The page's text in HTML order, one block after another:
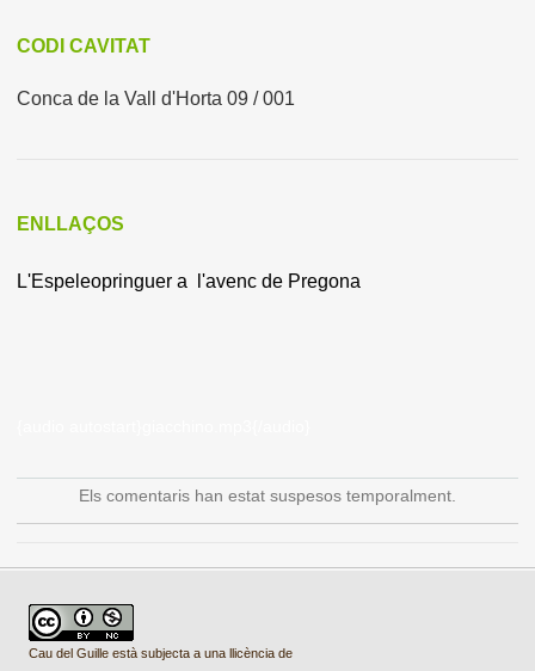
CODI CAVITAT
Conca de la Vall d'Horta 09 / 001
ENLLAÇOS
L'Espeleopringuer a l'avenc de Pregona
Els comentaris han estat suspesos temporalment.
Cau del Guille està subjecta a una llicència de